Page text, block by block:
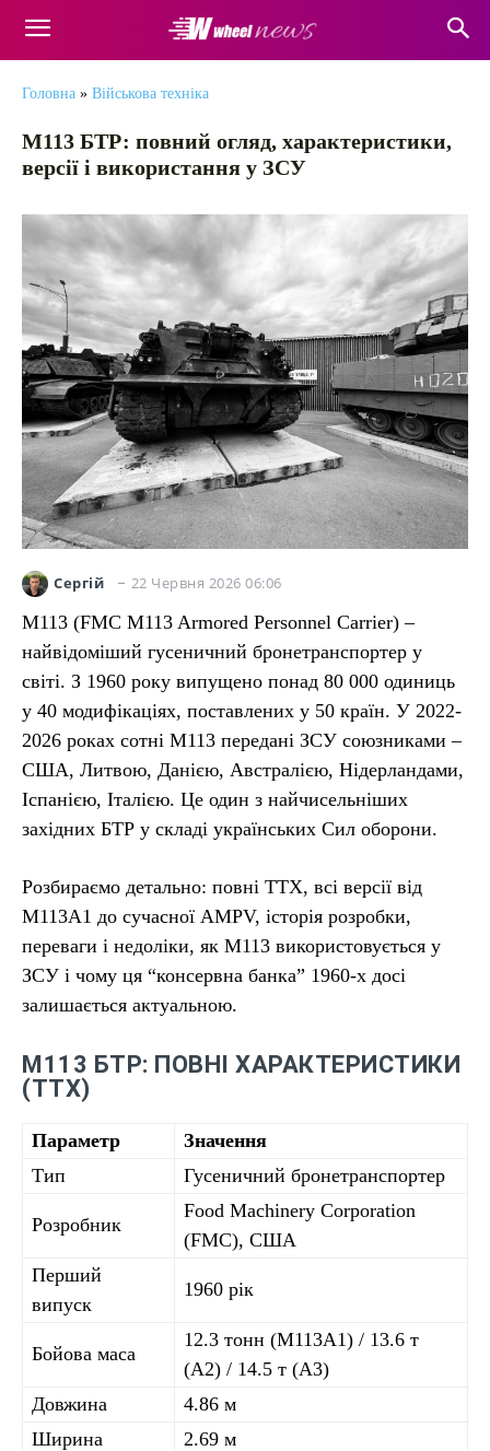
Головна » Військова техніка
М113 БТР: повний огляд, характеристики,
версії і використання у ЗСУ
Сергій 22 Червня 2026 06:06
М113 (FMC M113 Armored Personnel Carrier) –
найвідоміший гусеничний бронетранспортер у
світі. З 1960 року випущено понад 80 000 одиниць
у 40 модифікаціях, поставлених у 50 країн. У 2022-
2026 роках сотні М113 передані ЗСУ союзниками –
США, Литвою, Данією, Австралією, Нідерландами,
Іспанією, Італією. Це один з найчисельніших
західних БТР у складі українських Сил оборони.
Розбираємо детально: повні ТТХ, всі версії від
M113A1 до сучасної AMPV, історія розробки,
переваги і недоліки, як М113 використовується у
ЗСУ і чому ця “консервна банка” 1960-х досі
залишається актуальною.
М113 БТР: ПОВНІ ХАРАКТЕРИСТИКИ
(ТТХ)
Параметр
Значення
Тип
Гусеничний бронетранспортер
Розробник
Food Machinery Corporation
(FMC), США
Перший
випуск
1960 рік
Бойова маса
12.3 тонн (M113A1) / 13.6 т
(A2) / 14.5 т (A3)
Довжина
4.86 м
Ширина
2.69 м